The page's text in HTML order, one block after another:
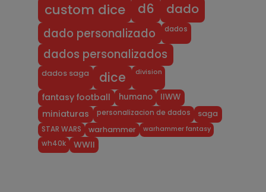
custom dice d6 dado
dado personalizado dados
dados personalizados
dados saga dice division
fantasy football humano IIWW
miniaturas personalizacion de dados saga
STAR WARS warhammer warhammer fantasy
wh40k WWII